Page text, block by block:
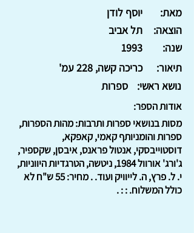
יוסף לודן
מאת:
תל אביב
הוצאה:
1993
שנה:
כריכה קשה, 228 עמ'
תיאור:
ספרות
נושא ראשי:
אודות הספר:
מסות בנושאי ספרות ותרבות: מהות הספרות,
ספרות והומניותף קאמי, קאפקא,
דוסטוייבסקי, אנטול פראנס, איבסן, שקספיר,
ג'ורג' אורוול 1984, ניטשה, הטרגדיות היווניות,
י. ל. פרץ, ה. לייוויק ועוד. . מחיר: 55 ש"ח לא
כולל המשלוח. : : .